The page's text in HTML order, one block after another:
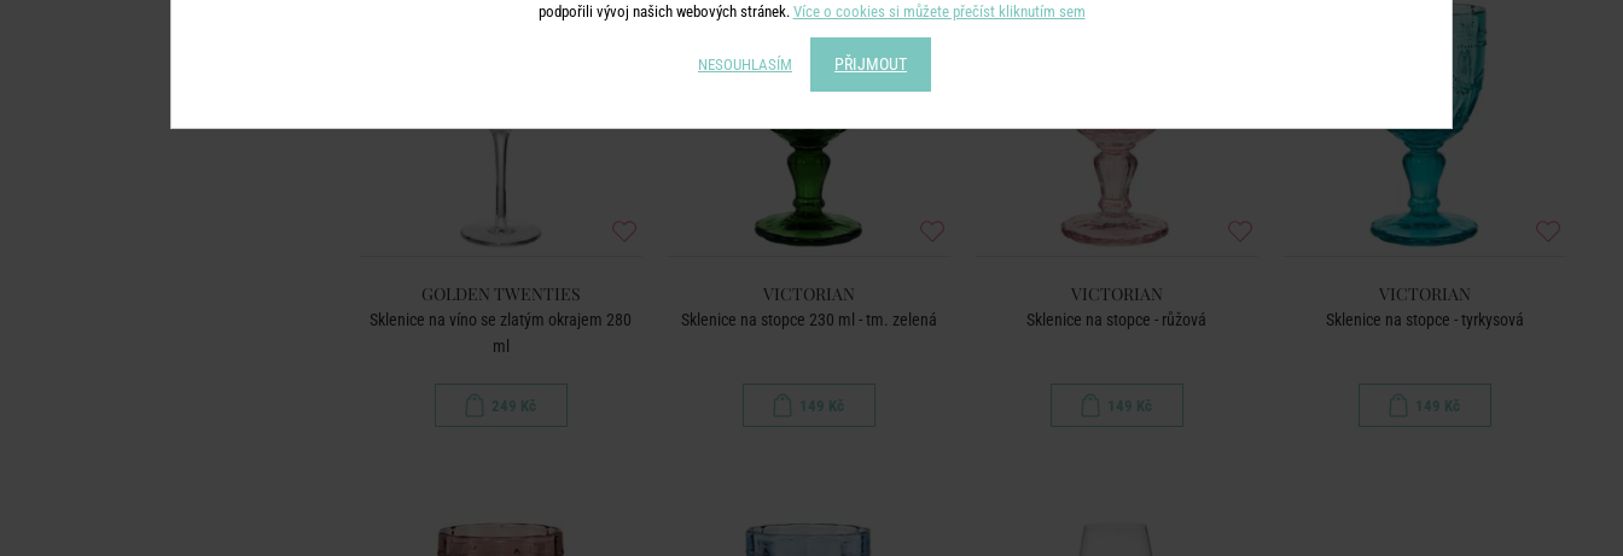
GOLDEN TWENTIES
Sklenice na víno se zlatým okrajem 280
ml
249 Kč
VICTORIAN
Sklenice na stopce 230 ml - tm. zelená
149 Kč
VICTORIAN
Sklenice na stopce - růžová
149 Kč
VICTORIAN
Sklenice na stopce - tyrkysová
149 Kč
podpořili vývoj našich webových stránek. Více o cookies si můžete přečíst kliknutím sem
NESOUHLASÍM PŘIJMOUT